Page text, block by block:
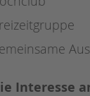
Interesse